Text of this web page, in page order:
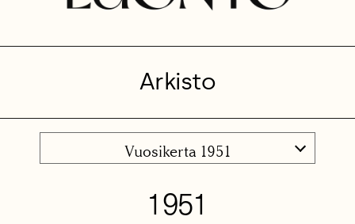
Arkisto
Vuosikerta 1951
1951